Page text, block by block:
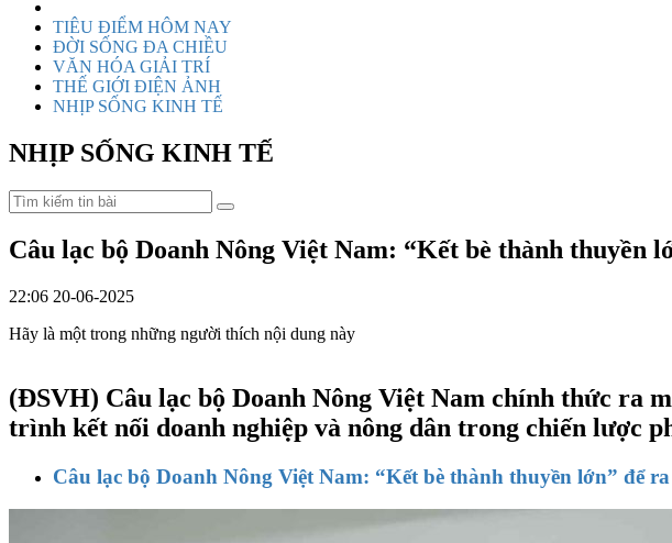
TIÊU ĐIỂM HÔM NAY
ĐỜI SỐNG ĐA CHIỀU
VĂN HÓA GIẢI TRÍ
THẾ GIỚI ĐIỆN ẢNH
NHỊP SỐNG KINH TẾ
NHỊP SỐNG KINH TẾ
Câu lạc bộ Doanh Nông Việt Nam: “Kết bè thành thuyền
22:06 20-06-2025
Hãy là một trong những người thích nội dung này
(ĐSVH) Câu lạc bộ Doanh Nông Việt Nam chính thức ra
trình kết nối doanh nghiệp và nông dân trong chiến lược
Câu lạc bộ Doanh Nông Việt Nam: “Kết bè thành thuyền lớn” để